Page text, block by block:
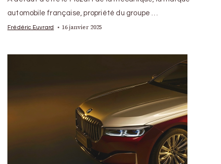
automobile française, propriété du groupe …
Frédéric Euvrard 16 janvier 2025